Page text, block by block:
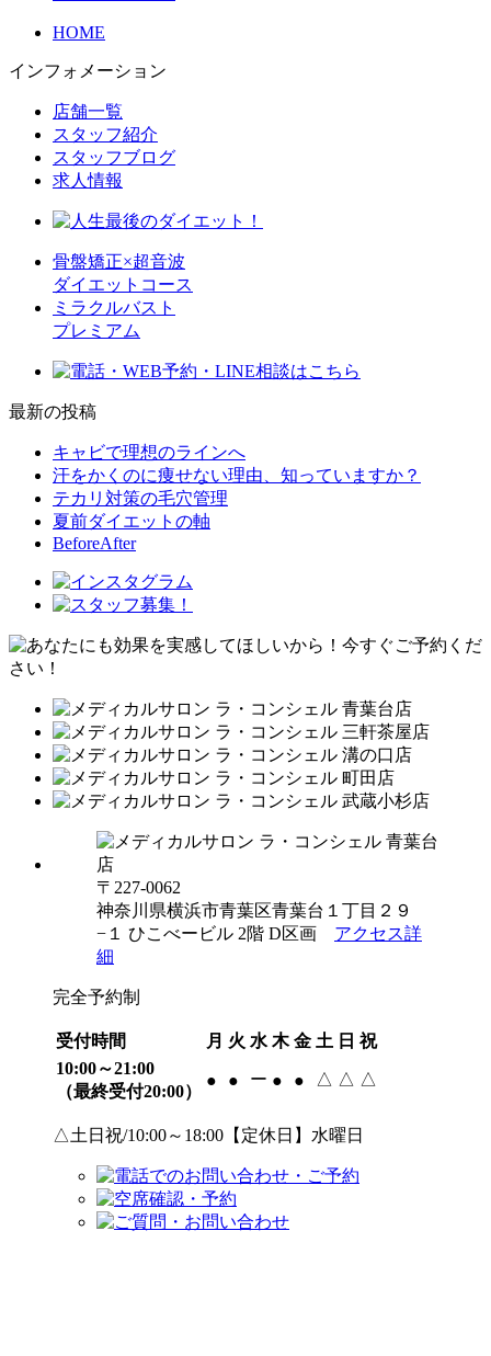
HOME
インフォメーション
店舗一覧
スタッフ紹介
スタッフブログ
求人情報
骨盤矯正×超音波
ダイエットコース
ミラクルバスト
プレミアム
最新の投稿
キャビで理想のラインへ
汗をかくのに痩せない理由、知っていますか？
テカリ対策の毛穴管理
夏前ダイエットの軸
BeforeAfter
〒227-0062
神奈川県横浜市青葉区青葉台１丁目２９
−１ ひこべービル 2階 D区画 アクセス詳
細
完全予約制
受付時間 月 火 水 木 金 土 日 祝
10:00～21:00
（最終受付20:00）
● ● ー ● ● △ △ △
△土日祝/10:00～18:00【定休日】水曜日